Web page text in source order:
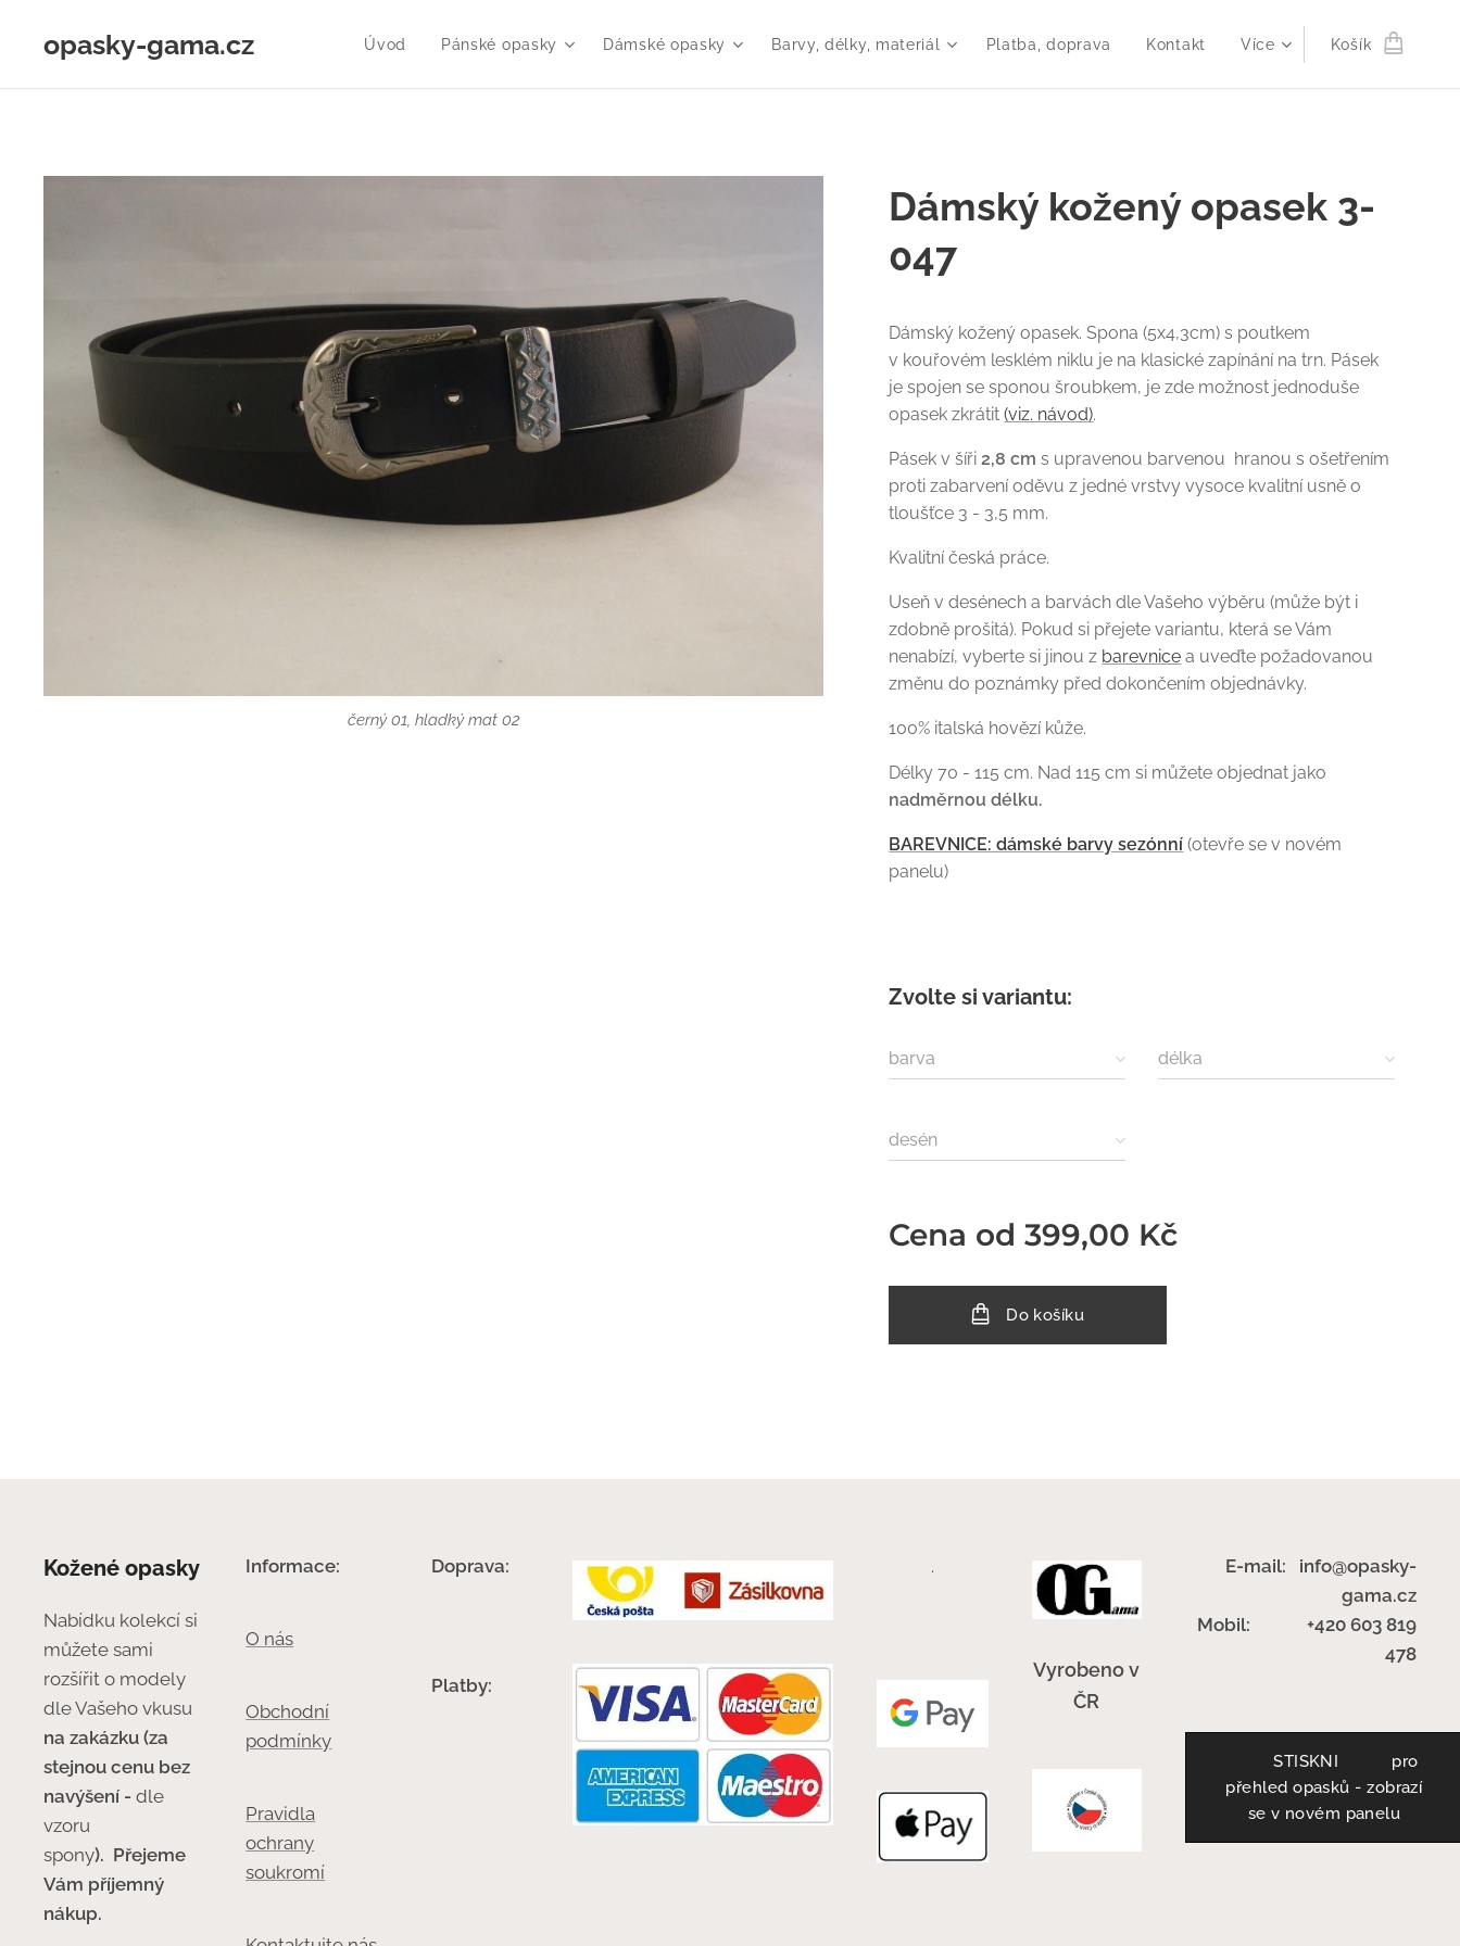
opasky-gama.cz Úvod Pánské opasky Dámské opasky Barvy, délky, materiál Platba, doprava Kontakt Více Košík
Dámský kožený opasek 3-
047
černý 01, hladký mat 02
Dámský kožený opasek. Spona (5x4,3cm) s poutkem
v kouřovém lesklém niklu je na klasické zapínání na trn. Pásek
je spojen se sponou šroubkem, je zde možnost jednoduše
opasek zkrátit(viz. návod).
Pásek v šíři2,8 cm s upravenou barvenou hranou s ošetřením
proti zabarvení oděvu z jedné vrstvy vysoce kvalitní usně o
tloušťce 3 - 3,5 mm.
Kvalitní česká práce.
Useň v desénech a barvách dle Vašeho výběru (může být i
zdobně prošitá). Pokud si přejete variantu, která se Vám
nenabízí, vyberte si jinou z barevnice a uveďte požadovanou
změnu do poznámky před dokončením objednávky.
100% italská hovězí kůže.
Délky 70 - 115 cm. Nad 115 cm si můžete objednat jako
nadměrnou délku.
BAREVNICE: dámské barvy sezónní (otevře se v novém
panelu)
Zvolte si variantu:
barva délka
desén
Cena od399,00 Kč
Do košíku
Kožené opasky
Nabídku kolekcí si
můžete sami
rozšířit o modely
dle Vašeho vkusu
na zakázku (za
stejnou cenu bez
navýšení - dle
vzoru
spony). Přejeme
Vám příjemný
nákup.
Informace:
O nás
Obchodní
podmínky
Pravidla
ochrany
soukromí
Doprava:
Platby:
.
Vyrobeno v
ČR
E-mail: info@opasky-
gama.cz
Mobil: +420 603 819
478
STISKNI pro
přehled opasků - zobrazí
se v novém panelu